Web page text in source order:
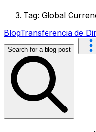
Tag: Global
BlogTransferencia de
Search for a blog post